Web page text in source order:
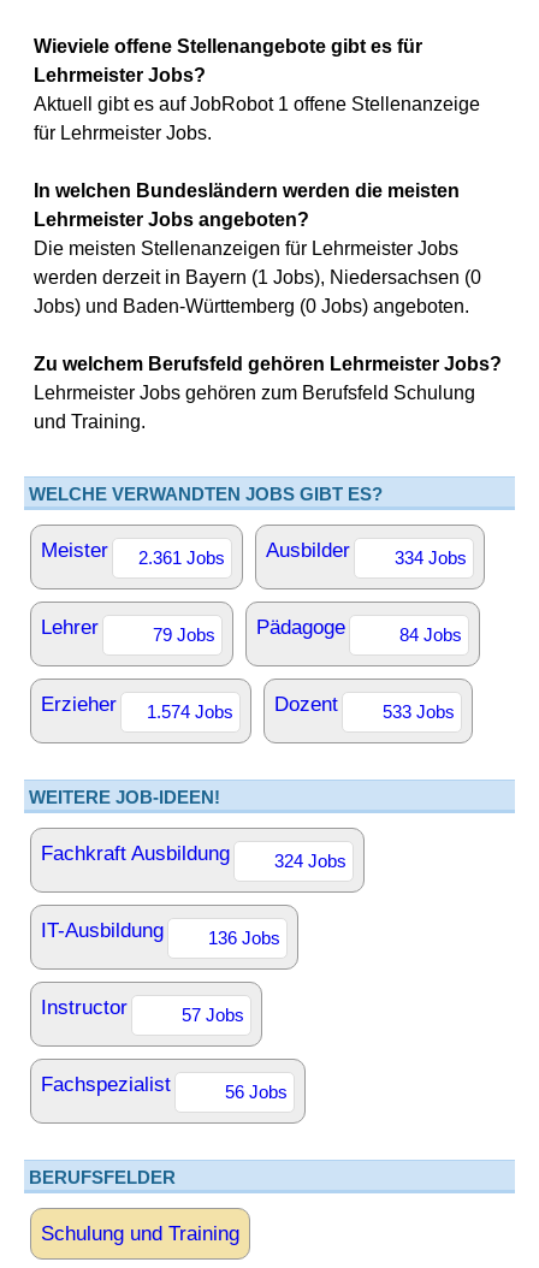
Wieviele offene Stellenangebote gibt es für
Lehrmeister Jobs?
Aktuell gibt es auf JobRobot 1 offene Stellenanzeige
für Lehrmeister Jobs.
In welchen Bundesländern werden die meisten
Lehrmeister Jobs angeboten?
Die meisten Stellenanzeigen für Lehrmeister Jobs
werden derzeit in Bayern (1 Jobs), Niedersachsen (0
Jobs) und Baden-Württemberg (0 Jobs) angeboten.
Zu welchem Berufsfeld gehören Lehrmeister Jobs?
Lehrmeister Jobs gehören zum Berufsfeld Schulung
und Training.
WELCHE VERWANDTEN JOBS GIBT ES?
Meister 2.361 Jobs Ausbilder 334 Jobs
Lehrer 79 Jobs Pädagoge 84 Jobs
Erzieher 1.574 Jobs Dozent 533 Jobs
WEITERE JOB-IDEEN!
Fachkraft Ausbildung 324 Jobs
IT-Ausbildung 136 Jobs
Instructor 57 Jobs
Fachspezialist 56 Jobs
BERUFSFELDER
Schulung und Training